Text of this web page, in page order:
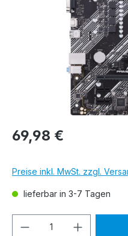
69,98 €
Preise inkl. MwSt. zzgl.
lieferbar in 3-7 Tagen
Produkt Anzahl: